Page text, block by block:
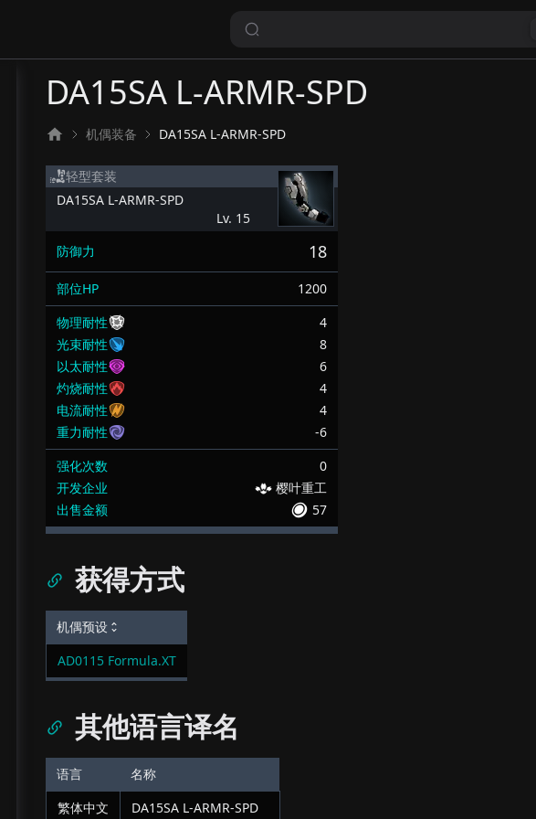
DA15SA L-ARMR-SPD
机偶装备
DA15SA L-ARMR-SPD
轻型套装
DA15SA L-ARMR-SPD
Lv. 15
防御力
18
部位HP
1200
物理耐性
4
光束耐性
8
以太耐性
6
灼烧耐性
4
电流耐性
4
重力耐性
-6
强化次数
0
开发企业
樱叶重工
出售金额
57
获得方式
机偶预设
AD0115 Formula.XT
其他语言译名
语言
名称
繁体中文
DA15SA L-ARMR-SPD